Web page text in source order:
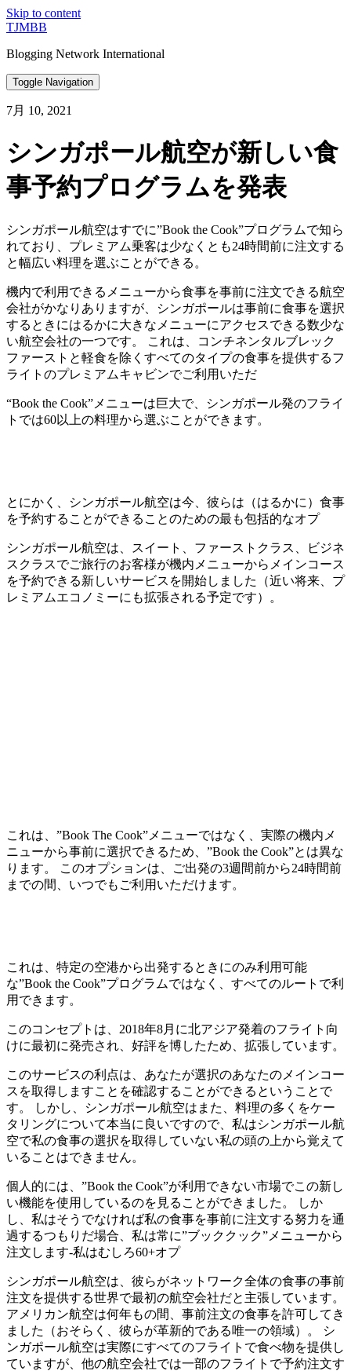
Skip to content
TJMBB
Blogging Network International
Toggle Navigation
7月 10, 2021
シンガポール航空が新しい食
事予約プログラムを発表
シンガポール航空はすでに”Book the Cook”プログラムで知ら
れており、プレミアム乗客は少なくとも24時間前に注文する
と幅広い料理を選ぶことができる。
機内で利用できるメニューから食事を事前に注文できる航空
会社がかなりありますが、シンガポールは事前に食事を選択
するときにはるかに大きなメニューにアクセスできる数少な
い航空会社の一つです。 これは、コンチネンタルブレック
ファーストと軽食を除くすべてのタイプの食事を提供するフ
ライトのプレミアムキャビンでご利用いただ
“Book the Cook”メニューは巨大で、シンガポール発のフライ
トでは60以上の料理から選ぶことができます。
とにかく、シンガポール航空は今、彼らは（はるかに）食事
を予約することができることのための最も包括的なオプ
シンガポール航空は、スイート、ファーストクラス、ビジネ
スクラスでご旅行のお客様が機内メニューからメインコース
を予約できる新しいサービスを開始しました（近い将来、プ
レミアムエコノミーにも拡張される予定です）。
これは、”Book The Cook”メニューではなく、実際の機内メ
ニューから事前に選択できるため、”Book the Cook”とは異な
ります。 このオプションは、ご出発の3週間前から24時間前
までの間、いつでもご利用いただけます。
これは、特定の空港から出発するときにのみ利用可能
な”Book the Cook”プログラムではなく、すべてのルートで利
用できます。
このコンセプトは、2018年8月に北アジア発着のフライト向
けに最初に発売され、好評を博したため、拡張しています。
このサービスの利点は、あなたが選択のあなたのメインコー
スを取得しますことを確認することができるということで
す。 しかし、シンガポール航空はまた、料理の多くをケー
タリングについて本当に良いですので、私はシンガポール航
空で私の食事の選択を取得していない私の頭の上から覚えて
いることはできません。
個人的には、”Book the Cook”が利用できない市場でこの新し
い機能を使用しているのを見ることができました。 しか
し、私はそうでなければ私の食事を事前に注文する努力を通
過するつもりだ場合、私は常に”ブッククック”メニューから
注文します-私はむしろ60+オプ
シンガポール航空は、彼らがネットワーク全体の食事の事前
注文を提供する世界で最初の航空会社だと主張しています。
アメリカン航空は何年もの間、事前注文の食事を許可してき
ました（おそらく、彼らが革新的である唯一の領域）。 シ
ンガポール航空は実際にすべてのフライトで食べ物を提供し
ていますが、他の航空会社では一部のフライトで予約注文す